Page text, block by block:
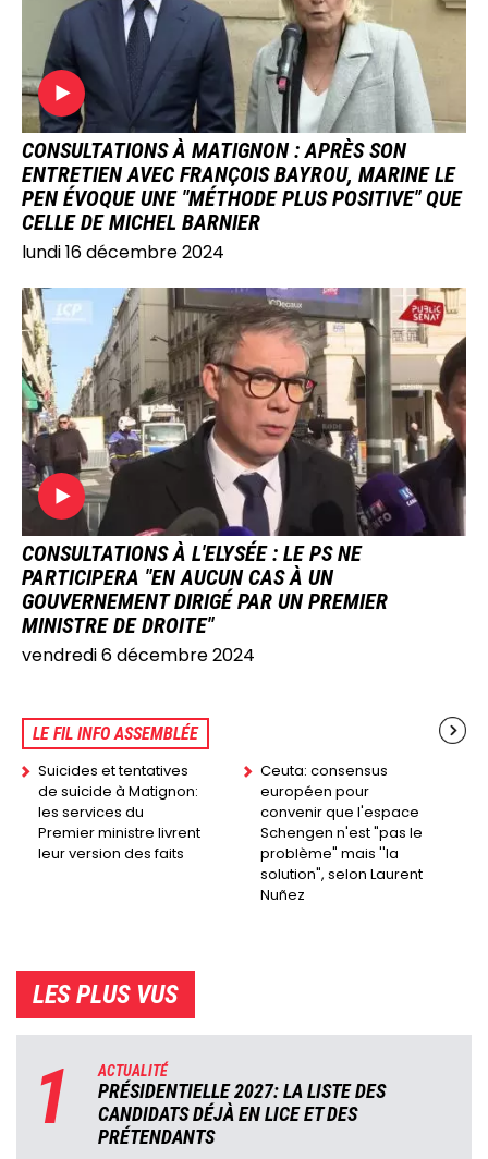
CONSULTATIONS À MATIGNON : APRÈS SON
ENTRETIEN AVEC FRANÇOIS BAYROU, MARINE LE
PEN ÉVOQUE UNE "MÉTHODE PLUS POSITIVE" QUE
CELLE DE MICHEL BARNIER
lundi 16 décembre 2024
IMAGE
CONSULTATIONS À L'ELYSÉE : LE PS NE
PARTICIPERA "EN AUCUN CAS À UN
GOUVERNEMENT DIRIGÉ PAR UN PREMIER
MINISTRE DE DROITE"
vendredi 6 décembre 2024
LE FIL INFO ASSEMBLÉE
Suicides et tentatives
de suicide à Matignon:
les services du
Premier ministre livrent
leur version des faits
Ceuta: consensus
européen pour
convenir que l'espace
Schengen n'est "pas le
problème" mais ''la
solution", selon Laurent
Nuñez
LES PLUS VUS
1 ACTUALITÉ
PRÉSIDENTIELLE 2027: LA LISTE DES
CANDIDATS DÉJÀ EN LICE ET DES
PRÉTENDANTS